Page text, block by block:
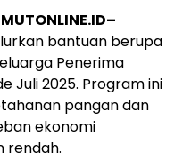
bantuan berupa
Penerima
Juli 2025. Program ini
pangan dan
ekonomi
rendah.